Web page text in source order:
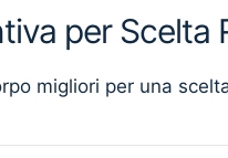
per Scelta
migliori per una